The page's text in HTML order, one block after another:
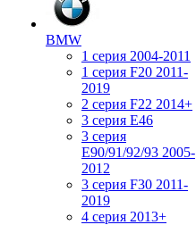
BMW
1 серия 2004-2011
1 серия F20 2011-
2019
2 серия F22 2014+
3 серия Е46
3 серия
E90/91/92/93 2005-
2012
3 серия F30 2011-
2019
4 серия 2013+